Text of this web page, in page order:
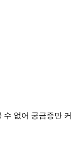
없어 궁금증만 커